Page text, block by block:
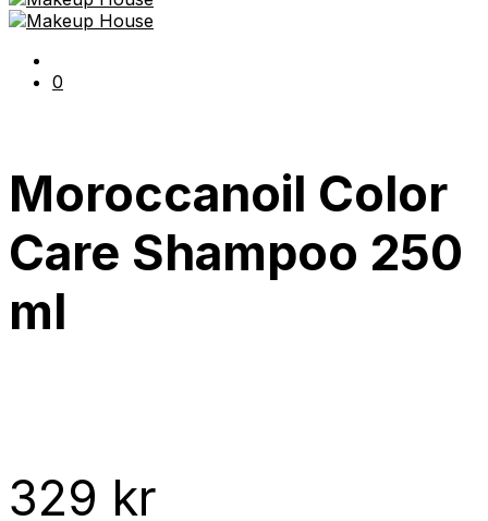
0
Moroccanoil Color
Care Shampoo 250
ml
329 kr